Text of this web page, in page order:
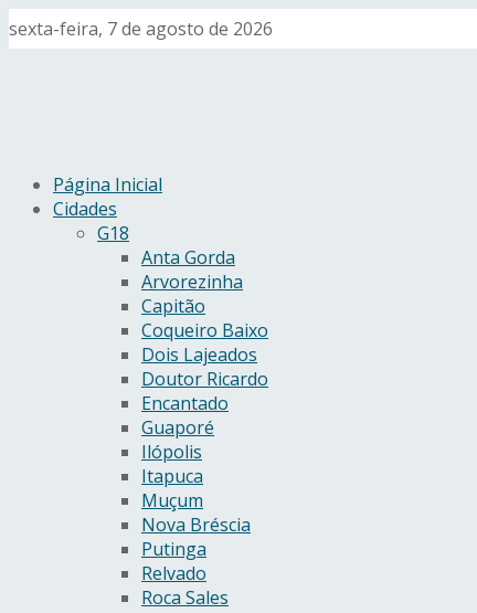
sexta-feira, 7 de agosto de 2026
Página Inicial
Cidades
G18
Anta Gorda
Arvorezinha
Capitão
Coqueiro Baixo
Dois Lajeados
Doutor Ricardo
Encantado
Guaporé
Ilópolis
Itapuca
Muçum
Nova Bréscia
Putinga
Relvado
Roca Sales